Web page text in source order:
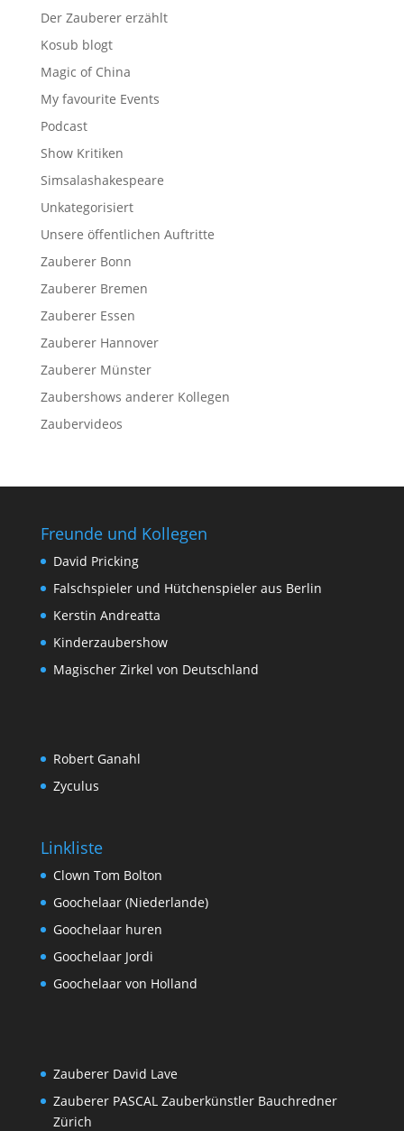
Der Zauberer erzählt
Kosub blogt
Magic of China
My favourite Events
Podcast
Show Kritiken
Simsalashakespeare
Unkategorisiert
Unsere öffentlichen Auftritte
Zauberer Bonn
Zauberer Bremen
Zauberer Essen
Zauberer Hannover
Zauberer Münster
Zaubershows anderer Kollegen
Zaubervideos
Freunde und Kollegen
David Pricking
Falschspieler und Hütchenspieler aus Berlin
Kerstin Andreatta
Kinderzaubershow
Magischer Zirkel von Deutschland
Robert Ganahl
Zyculus
Linkliste
Clown Tom Bolton
Goochelaar (Niederlande)
Goochelaar huren
Goochelaar Jordi
Goochelaar von Holland
Zauberer David Lave
Zauberer PASCAL Zauberkünstler Bauchredner
Zürich